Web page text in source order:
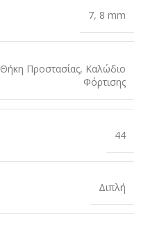
7, 8 mm
Θήκη Προστασίας, Καλώδιο
Φόρτισης
44
Διπλή